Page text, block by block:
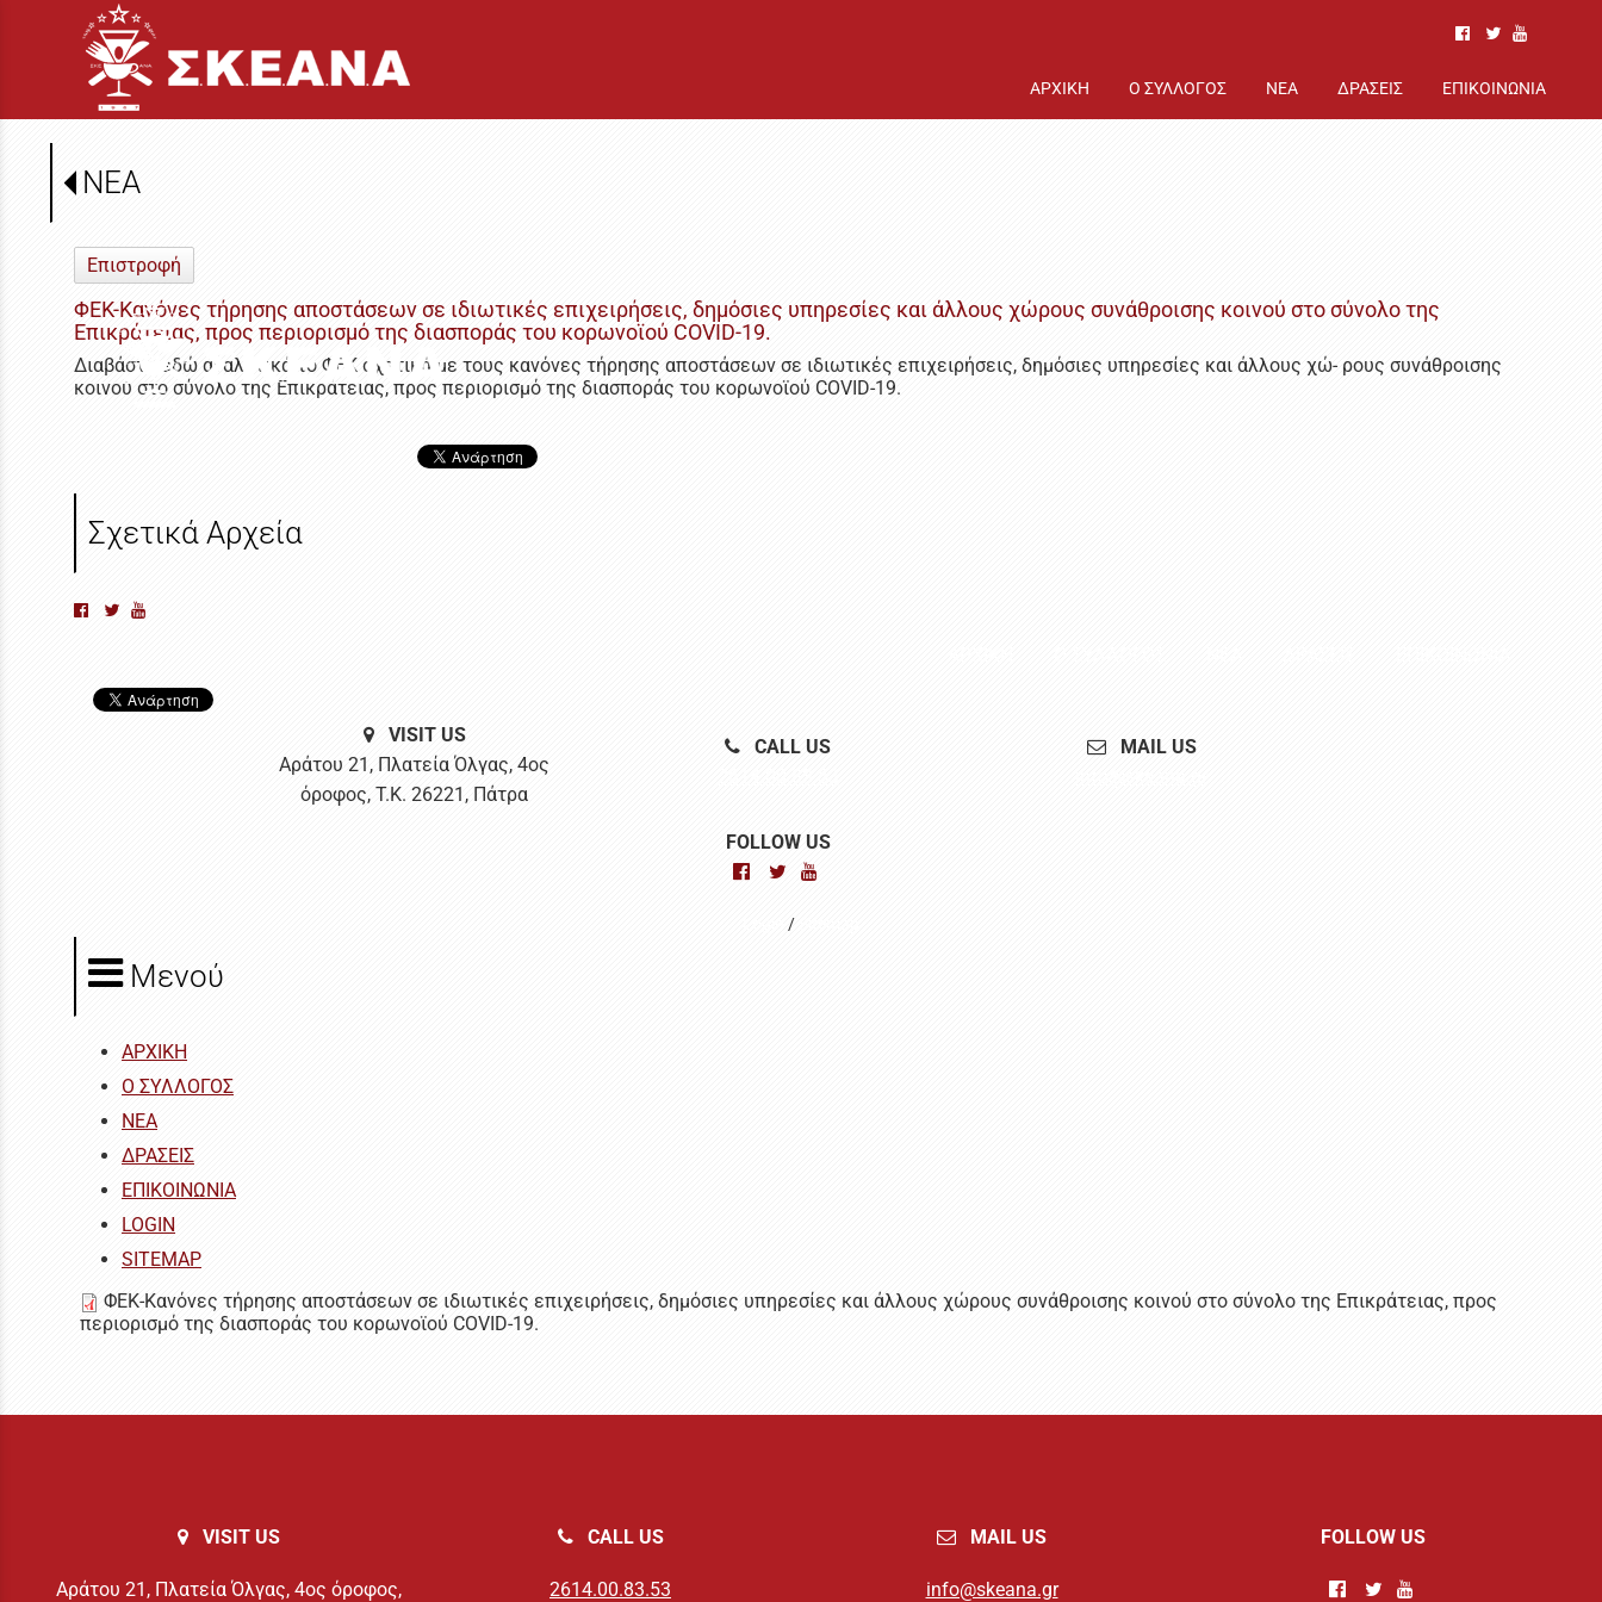
ΑΡΧΙΚΗ Ο ΣΥΛΛΟΓΟΣ ΝΕΑ ΔΡΑΣΕΙΣ ΕΠΙΚΟΙΝΩΝΙΑ
ΝΕΑ
Επιστροφή
ΦΕΚ-Κανόνες τήρησης αποστάσεων σε ιδιωτικές επιχειρήσεις, δημόσιες υπηρεσίες και άλλους χώρους συνάθροισης κοινού στο σύνολο της
Επικράτειας, προς περιορισμό της διασποράς του κορωνοϊού COVID-19.
Διαβάστε εδώ αναλυτικά το ΦΕΚ σχετικά με τους κανόνες τήρησης αποστάσεων σε ιδιωτικές επιχειρήσεις, δημόσιες υπηρεσίες και άλλους χώ- ρους συνάθροισης
κοινού στο σύνολο της Επικράτειας, προς περιορισμό της διασποράς του κορωνοϊού COVID-19.
Σχετικά Αρχεία
VISIT US
Αράτου 21, Πλατεία Όλγας, 4ος
όροφος, Τ.Κ. 26221, Πάτρα
CALL US
MAIL US
FOLLOW US
/
Μενού
ΑΡΧΙΚΗ
Ο ΣΥΛΛΟΓΟΣ
ΝΕΑ
ΔΡΑΣΕΙΣ
ΕΠΙΚΟΙΝΩΝΙΑ
LOGIN
SITEMAP
ΦΕΚ-Κανόνες τήρησης αποστάσεων σε ιδιωτικές επιχειρήσεις, δημόσιες υπηρεσίες και άλλους χώρους συνάθροισης κοινού στο σύνολο της Επικράτειας, προς
περιορισμό της διασποράς του κορωνοϊού COVID-19.
VISIT US
Αράτου 21, Πλατεία Όλγας, 4ος όροφος,
CALL US
2614.00.83.53
MAIL US
info@skeana.gr
FOLLOW US